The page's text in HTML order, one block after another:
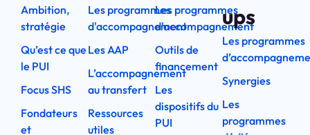
Ambition,
stratégie
Qu’est ce que
le PUI
Focus SHS
Fondateurs
et
Les programmes
d'accompagnement
Les AAP
L’accompagnement
au transfert
Ressources
utiles
Les programmes
d'accompagnement
Outils de
financement
Les
dispositifs du
PUI
ups
Les programmes
Synergies
Les
programmes